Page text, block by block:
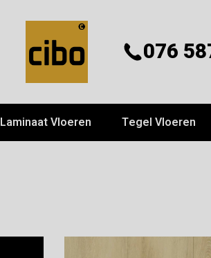
076
Laminaat Vloeren Tegel Vloeren